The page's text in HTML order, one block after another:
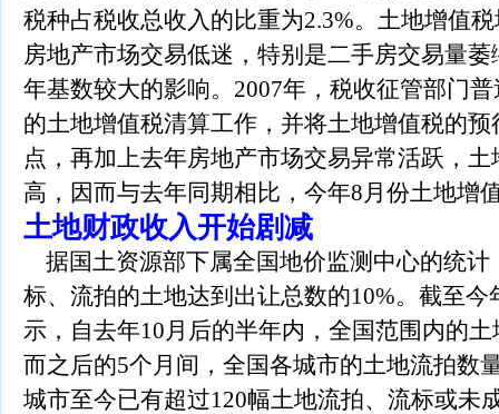
税种占税收总收入的比重为2.3%。土地增值
房地产市场交易低迷，特别是二手房交易量
年基数较大的影响。2007年，税收征管部门
的土地增值税清算工作，并将土地增值税的
点，再加上去年房地产市场交易异常活跃，
高，因而与去年同期相比，今年8月份土地增
土地财政收入开始剧减
据国土资源部下属全国地价监测中心的统计
标、流拍的土地达到出让总数的10%。截至今
示，自去年10月后的半年内，全国范围内的
而之后的5个月间，全国各城市的土地流拍数
城市至今已有超过120幅土地流拍、流标或未